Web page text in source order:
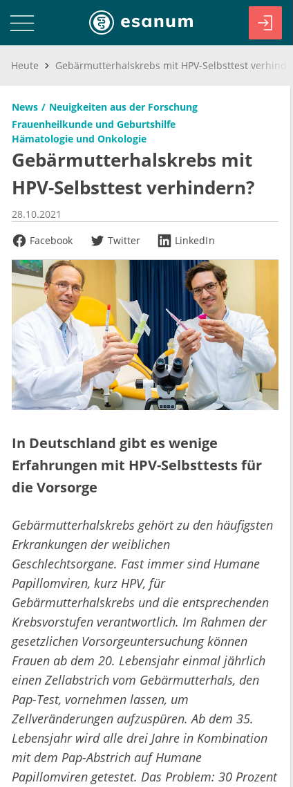
Heute
News
Neuigkeiten aus der Forschung
Frauenheilkunde und Geburtshilfe
Hämatologie und Onkologie
Gebärmutterhalskrebs mit
HPV-Selbsttest verhindern?
28.10.2021
Facebook
Twitter LinkedIn
In Deutschland gibt es wenige
Erfahrungen mit HPV-Selbsttests für
die Vorsorge
Gebärmutterhalskrebs gehört zu den häufigsten
Erkrankungen der weiblichen
Geschlechtsorgane. Fast immer sind Humane
Papillomviren, kurz HPV, für
Gebärmutterhalskrebs und die entsprechenden
Krebsvorstufen verantwortlich. Im Rahmen der
gesetzlichen Vorsorgeuntersuchung können
Frauen ab dem 20. Lebensjahr einmal jährlich
einen Zellabstrich vom Gebärmutterhals, den
Pap-Test, vornehmen lassen, um
Zellveränderungen aufzuspüren. Ab dem 35.
Lebensjahr wird alle drei Jahre in Kombination
mit dem Pap-Abstrich auf Humane
Papillomviren getestet. Das Problem: 30 Prozent